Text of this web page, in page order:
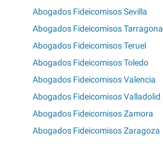
Abogados Fideicomisos Sevilla
Abogados Fideicomisos Tarragona
Abogados Fideicomisos Teruel
Abogados Fideicomisos Toledo
Abogados Fideicomisos Valencia
Abogados Fideicomisos Valladolid
Abogados Fideicomisos Zamora
Abogados Fideicomisos Zaragoza